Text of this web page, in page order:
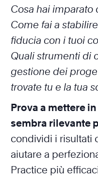
Cosa hai imparato
Come fai a
fiducia con i tuoi
Quali strumenti di
gestione dei
trovate tu e la tua
Prova a mettere
sembra rilevante
condividi i risultati
aiutare a
Practice più